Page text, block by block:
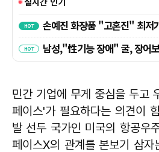
민간 기업에 무게 중심을 두고
페이스'가 필요하다는 의견이
발 선두 국가인 미국의 항공우
페이스X의 관계를 본보기 삼